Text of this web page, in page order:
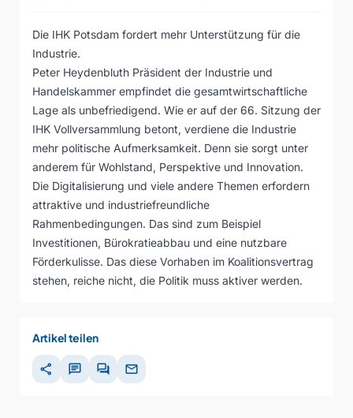
Die IHK Potsdam fordert mehr Unterstützung für die
Industrie.
Peter Heydenbluth Präsident der Industrie und
Handelskammer empfindet die gesamtwirtschaftliche
Lage als unbefriedigend. Wie er auf der 66. Sitzung der
IHK Vollversammlung betont, verdiene die Industrie
mehr politische Aufmerksamkeit. Denn sie sorgt unter
anderem für Wohlstand, Perspektive und Innovation.
Die Digitalisierung und viele andere Themen erfordern
attraktive und industriefreundliche
Rahmenbedingungen. Das sind zum Beispiel
Investitionen, Bürokratieabbau und eine nutzbare
Förderkulisse. Das diese Vorhaben im Koalitionsvertrag
stehen, reiche nicht, die Politik muss aktiver werden.
Artikel teilen
share chat forum mail